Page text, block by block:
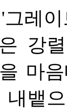
레
강
마
뱉